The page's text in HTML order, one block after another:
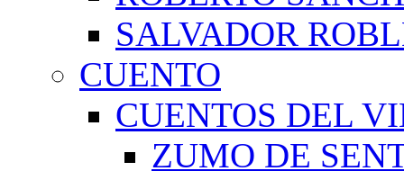
SALVADOR
CUENTO
CUENTOS DEL
ZUMO DE